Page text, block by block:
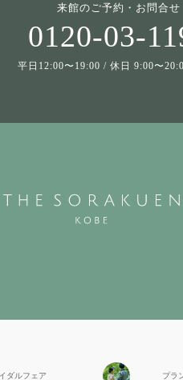
来館のご予約・お問合せ
0120-03-
平日12:00〜19:00 / 休日 9:00〜
ダルフェア プラ